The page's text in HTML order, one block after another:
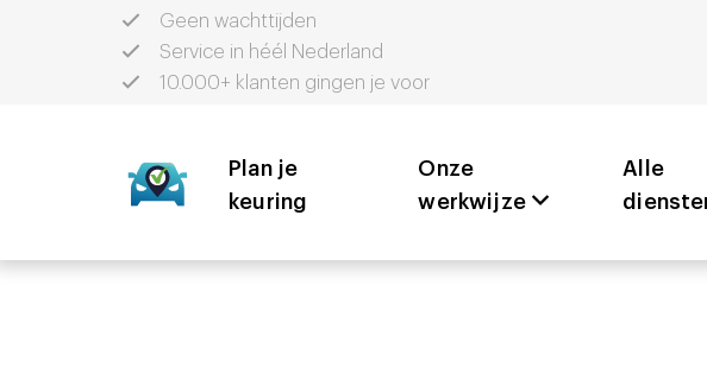
Geen wachttijden
Service in héél Nederland
10.000+ klanten gingen je voor
Plan je
keuring
Onze
werkwijze
Alle